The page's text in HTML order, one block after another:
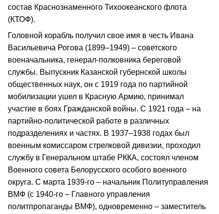
состав Краснознаменного Тихоокеанского флота
(КТОФ).
Головной корабль получил свое имя в честь Ивана
Васильевича Рогова (1899–1949) – советского
военачальника, генерал-полковника береговой
службы. Выпускник Казанской губернской школы
общественных наук, он с 1919 года по партийной
мобилизации ушел в Красную Армию, принимал
участие в боях Гражданской войны. С 1921 года – на
партийно-политической работе в различных
подразделениях и частях. В 1937–1938 годах был
военным комиссаром стрелковой дивизии, проходил
службу в Генеральном штабе РККА, состоял членом
Военного совета Белорусского особого военного
округа. С марта 1939-го – начальник Политуправления
ВМФ (с 1940-го – Главного управления
политпропаганды ВМФ), одновременно – заместитель